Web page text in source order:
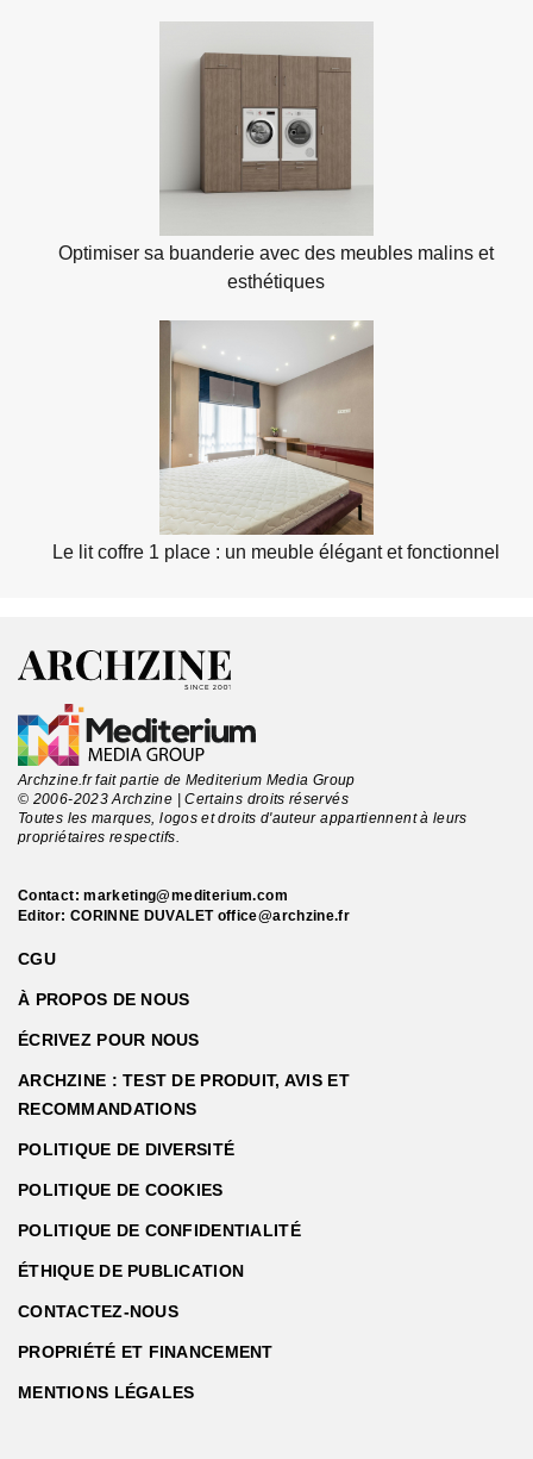
Optimiser sa buanderie avec des meubles malins et
esthétiques
Le lit coffre 1 place : un meuble élégant et fonctionnel
Archzine.fr fait partie de Mediterium Media Group
© 2006-2023 Archzine | Certains droits réservés
Toutes les marques, logos et droits d'auteur appartiennent à leurs
propriétaires respectifs.
Contact:marketing@mediterium.com
Editor: CORINNE DUVALET office@archzine.fr
CGU
À PROPOS DE NOUS
ÉCRIVEZ POUR NOUS
ARCHZINE : TEST DE PRODUIT, AVIS ET
RECOMMANDATIONS
POLITIQUE DE DIVERSITÉ
POLITIQUE DE COOKIES
POLITIQUE DE CONFIDENTIALITÉ
ÉTHIQUE DE PUBLICATION
CONTACTEZ-NOUS
PROPRIÉTÉ ET FINANCEMENT
MENTIONS LÉGALES